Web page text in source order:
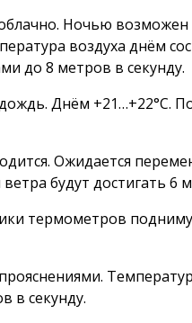
Ночью возможен
воздуха днём
до 8 метров в секунду.
Днём +21…+22°С.
Ожидается
будут достигать 6
термометров
в секунду.